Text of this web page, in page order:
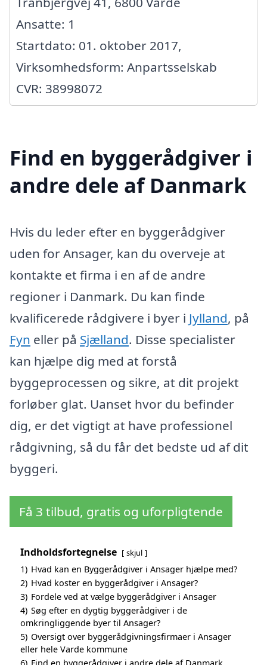
Ansatte: 1
Startdato: 01. oktober 2017,
Virksomhedsform: Anpartsselskab
CVR: 38998072
Find en byggerådgiver i
andre dele af Danmark
Hvis du leder efter en byggerådgiver
uden for Ansager, kan du overveje at
kontakte et firma i en af de andre
regioner i Danmark. Du kan finde
kvalificerede rådgivere i byer i Jylland, på
Fyn eller på Sjælland. Disse specialister
kan hjælpe dig med at forstå
byggeprocessen og sikre, at dit projekt
forløber glat. Uanset hvor du befinder
dig, er det vigtigt at have professionel
rådgivning, så du får det bedste ud af dit
byggeri.
Få 3 tilbud, gratis og uforpligtende
Indholdsfortegnelse skjul
1) Hvad kan en Byggerådgiver i Ansager hjælpe med?
2) Hvad koster en byggerådgiver i Ansager?
3) Fordele ved at vælge byggerådgiver i Ansager
4) Søg efter en dygtig byggerådgiver i de
omkringliggende byer til Ansager?
5) Oversigt over byggerådgivningsfirmaer i Ansager
eller hele Varde kommune